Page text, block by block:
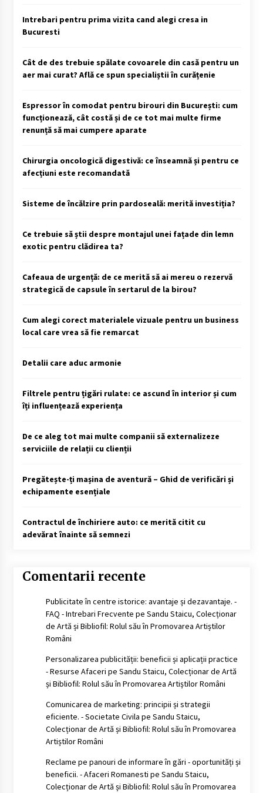
Intrebari pentru prima vizita cand alegi cresa in
Bucuresti
Cât de des trebuie spălate covoarele din casă pentru un
aer mai curat? Află ce spun specialiștii în curățenie
Espressor în comodat pentru birouri din București: cum
funcționează, cât costă și de ce tot mai multe firme
renunță să mai cumpere aparate
Chirurgia oncologică digestivă: ce înseamnă și pentru ce
afecțiuni este recomandată
Sisteme de încălzire prin pardoseală: merită investiția?
Ce trebuie să știi despre montajul unei fațade din lemn
exotic pentru clădirea ta?
Cafeaua de urgență: de ce merită să ai mereu o rezervă
strategică de capsule în sertarul de la birou?
Cum alegi corect materialele vizuale pentru un business
local care vrea să fie remarcat
Detalii care aduc armonie
Filtrele pentru țigări rulate: ce ascund în interior și cum
îți influențează experiența
De ce aleg tot mai multe companii să externalizeze
serviciile de relații cu clienții
Pregătește-ți mașina de aventură – Ghid de verificări și
echipamente esențiale
Contractul de închiriere auto: ce merită citit cu
adevărat înainte să semnezi
Comentarii recente
Publicitate în centre istorice: avantaje și dezavantaje. -
FAQ - Intrebari Frecvente pe Sandu Staicu, Colecționar
de Artă și Bibliofil: Rolul său în Promovarea Artiștilor
Români
Personalizarea publicității: beneficii și aplicații practice
- Resurse Afaceri pe Sandu Staicu, Colecționar de Artă
și Bibliofil: Rolul său în Promovarea Artiștilor Români
Comunicarea de marketing: principii și strategii
eficiente. - Societate Civila pe Sandu Staicu,
Colecționar de Artă și Bibliofil: Rolul său în Promovarea
Artiștilor Români
Reclame pe panouri de informare în gări - oportunități și
beneficii. - Afaceri Romanesti pe Sandu Staicu,
Colecționar de Artă și Bibliofil: Rolul său în Promovarea